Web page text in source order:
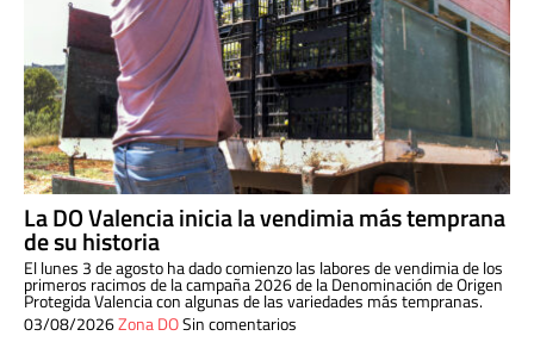
La DO Valencia inicia la vendimia más temprana
de su historia
El lunes 3 de agosto ha dado comienzo las labores de vendimia de los
primeros racimos de la campaña 2026 de la Denominación de Origen
Protegida Valencia con algunas de las variedades más tempranas.
03/08/2026Zona DOSin comentarios